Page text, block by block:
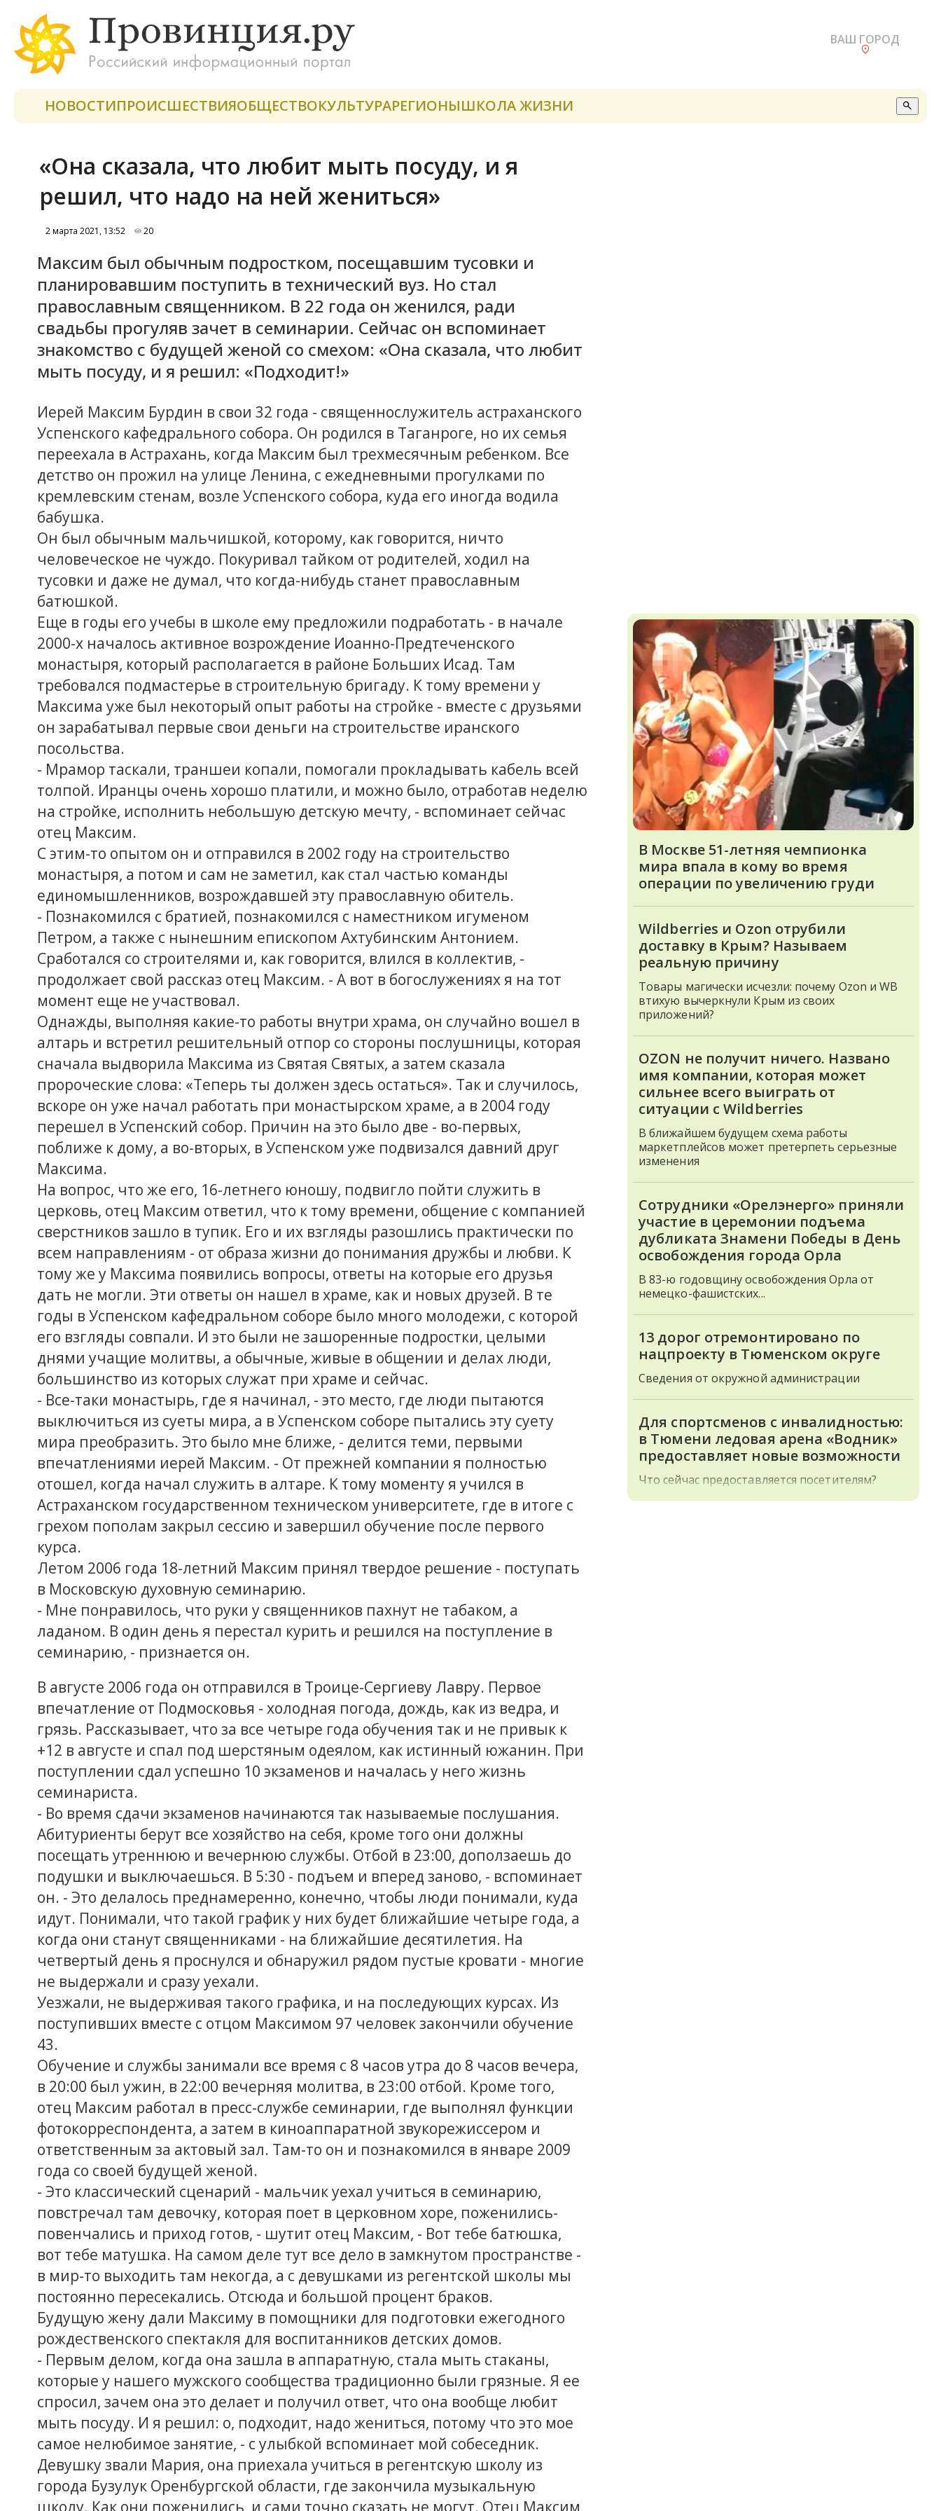
ВАШ ГОРОД
НОВОСТИПРОИСШЕСТВИЯОБЩЕСТВОКУЛЬТУРАРЕГИОНЫШКОЛА ЖИЗНИ
«Она сказала, что любит мыть посуду, и я
решил, что надо на ней жениться»
2 марта 2021, 13:52 20
Максим был обычным подростком, посещавшим тусовки и
планировавшим поступить в технический вуз. Но стал
православным священником. В 22 года он женился, ради
свадьбы прогуляв зачет в семинарии. Сейчас он вспоминает
знакомство с будущей женой со смехом: «Она сказала, что любит
мыть посуду, и я решил: «Подходит!»
Иерей Максим Бурдин в свои 32 года - священнослужитель астраханского
Успенского кафедрального собора. Он родился в Таганроге, но их семья
переехала в Астрахань, когда Максим был трехмесячным ребенком. Все
детство он прожил на улице Ленина, с ежедневными прогулками по
кремлевским стенам, возле Успенского собора, куда его иногда водила
бабушка.
Он был обычным мальчишкой, которому, как говорится, ничто
человеческое не чуждо. Покуривал тайком от родителей, ходил на
тусовки и даже не думал, что когда-нибудь станет православным
батюшкой.
Еще в годы его учебы в школе ему предложили подработать - в начале
2000-х началось активное возрождение Иоанно-Предтеченского
монастыря, который располагается в районе Больших Исад. Там
требовался подмастерье в строительную бригаду. К тому времени у
Максима уже был некоторый опыт работы на стройке - вместе с друзьями
он зарабатывал первые свои деньги на строительстве иранского
посольства.
- Мрамор таскали, траншеи копали, помогали прокладывать кабель всей
толпой. Иранцы очень хорошо платили, и можно было, отработав неделю
на стройке, исполнить небольшую детскую мечту, - вспоминает сейчас
отец Максим.
С этим-то опытом он и отправился в 2002 году на строительство
монастыря, а потом и сам не заметил, как стал частью команды
единомышленников, возрождавшей эту православную обитель.
- Познакомился с братией, познакомился с наместником игуменом
Петром, а также с нынешним епископом Ахтубинским Антонием.
Сработался со строителями и, как говорится, влился в коллектив, -
продолжает свой рассказ отец Максим. - А вот в богослужениях я на тот
момент еще не участвовал.
Однажды, выполняя какие-то работы внутри храма, он случайно вошел в
алтарь и встретил решительный отпор со стороны послушницы, которая
сначала выдворила Максима из Святая Святых, а затем сказала
пророческие слова: «Теперь ты должен здесь остаться». Так и случилось,
вскоре он уже начал работать при монастырском храме, а в 2004 году
перешел в Успенский собор. Причин на это было две - во-первых,
поближе к дому, а во-вторых, в Успенском уже подвизался давний друг
Максима.
На вопрос, что же его, 16-летнего юношу, подвигло пойти служить в
церковь, отец Максим ответил, что к тому времени, общение с компанией
сверстников зашло в тупик. Его и их взгляды разошлись практически по
всем направлениям - от образа жизни до понимания дружбы и любви. К
тому же у Максима появились вопросы, ответы на которые его друзья
дать не могли. Эти ответы он нашел в храме, как и новых друзей. В те
годы в Успенском кафедральном соборе было много молодежи, с которой
его взгляды совпали. И это были не зашоренные подростки, целыми
днями учащие молитвы, а обычные, живые в общении и делах люди,
большинство из которых служат при храме и сейчас.
- Все-таки монастырь, где я начинал, - это место, где люди пытаются
выключиться из суеты мира, а в Успенском соборе пытались эту суету
мира преобразить. Это было мне ближе, - делится теми, первыми
впечатлениями иерей Максим. - От прежней компании я полностью
отошел, когда начал служить в алтаре. К тому моменту я учился в
Астраханском государственном техническом университете, где в итоге с
грехом пополам закрыл сессию и завершил обучение после первого
курса.
Летом 2006 года 18-летний Максим принял твердое решение - поступать
в Московскую духовную семинарию.
- Мне понравилось, что руки у священников пахнут не табаком, а
ладаном. В один день я перестал курить и решился на поступление в
семинарию, - признается он.
В августе 2006 года он отправился в Троице-Сергиеву Лавру. Первое
впечатление от Подмосковья - холодная погода, дождь, как из ведра, и
грязь. Рассказывает, что за все четыре года обучения так и не привык к
+12 в августе и спал под шерстяным одеялом, как истинный южанин. При
поступлении сдал успешно 10 экзаменов и началась у него жизнь
семинариста.
- Во время сдачи экзаменов начинаются так называемые послушания.
Абитуриенты берут все хозяйство на себя, кроме того они должны
посещать утреннюю и вечернюю службы. Отбой в 23:00, доползаешь до
подушки и выключаешься. В 5:30 - подъем и вперед заново, - вспоминает
он. - Это делалось преднамеренно, конечно, чтобы люди понимали, куда
идут. Понимали, что такой график у них будет ближайшие четыре года, а
когда они станут священниками - на ближайшие десятилетия. На
четвертый день я проснулся и обнаружил рядом пустые кровати - многие
не выдержали и сразу уехали.
Уезжали, не выдерживая такого графика, и на последующих курсах. Из
поступивших вместе с отцом Максимом 97 человек закончили обучение
43.
Обучение и службы занимали все время с 8 часов утра до 8 часов вечера,
в 20:00 был ужин, в 22:00 вечерняя молитва, в 23:00 отбой. Кроме того,
отец Максим работал в пресс-службе семинарии, где выполнял функции
фотокорреспондента, а затем в киноаппаратной звукорежиссером и
ответственным за актовый зал. Там-то он и познакомился в январе 2009
года со своей будущей женой.
- Это классический сценарий - мальчик уехал учиться в семинарию,
повстречал там девочку, которая поет в церковном хоре, поженились-
повенчались и приход готов, - шутит отец Максим, - Вот тебе батюшка,
вот тебе матушка. На самом деле тут все дело в замкнутом пространстве -
в мир-то выходить там некогда, а с девушками из регентской школы мы
постоянно пересекались. Отсюда и большой процент браков.
Будущую жену дали Максиму в помощники для подготовки ежегодного
рождественского спектакля для воспитанников детских домов.
- Первым делом, когда она зашла в аппаратную, стала мыть стаканы,
которые у нашего мужского сообщества традиционно были грязные. Я ее
спросил, зачем она это делает и получил ответ, что она вообще любит
мыть посуду. И я решил: о, подходит, надо жениться, потому что это мое
самое нелюбимое занятие, - с улыбкой вспоминает мой собеседник.
Девушку звали Мария, она приехала учиться в регентскую школу из
города Бузулук Оренбургской области, где закончила музыкальную
школу. Как они поженились, и сами точно сказать не могут. Отец Максим
В Москве 51-летняя чемпионка
мира впала в кому во время
операции по увеличению груди
Wildberries и Ozon отрубили
доставку в Крым? Называем
реальную причину
Товары магически исчезли: почему Ozon и WB
втихую вычеркнули Крым из своих
приложений?
OZON не получит ничего. Названо
имя компании, которая может
сильнее всего выиграть от
ситуации с Wildberries
В ближайшем будущем схема работы
маркетплейсов может претерпеть серьезные
изменения
Сотрудники «Орелэнерго» приняли
участие в церемонии подъема
дубликата Знамени Победы в День
освобождения города Орла
В 83-ю годовщину освобождения Орла от
немецко-фашистских...
13 дорог отремонтировано по
нацпроекту в Тюменском округе
Сведения от окружной администрации
Для спортсменов с инвалидностью:
в Тюмени ледовая арена «Водник»
предоставляет новые возможности
Что сейчас предоставляется посетителям?